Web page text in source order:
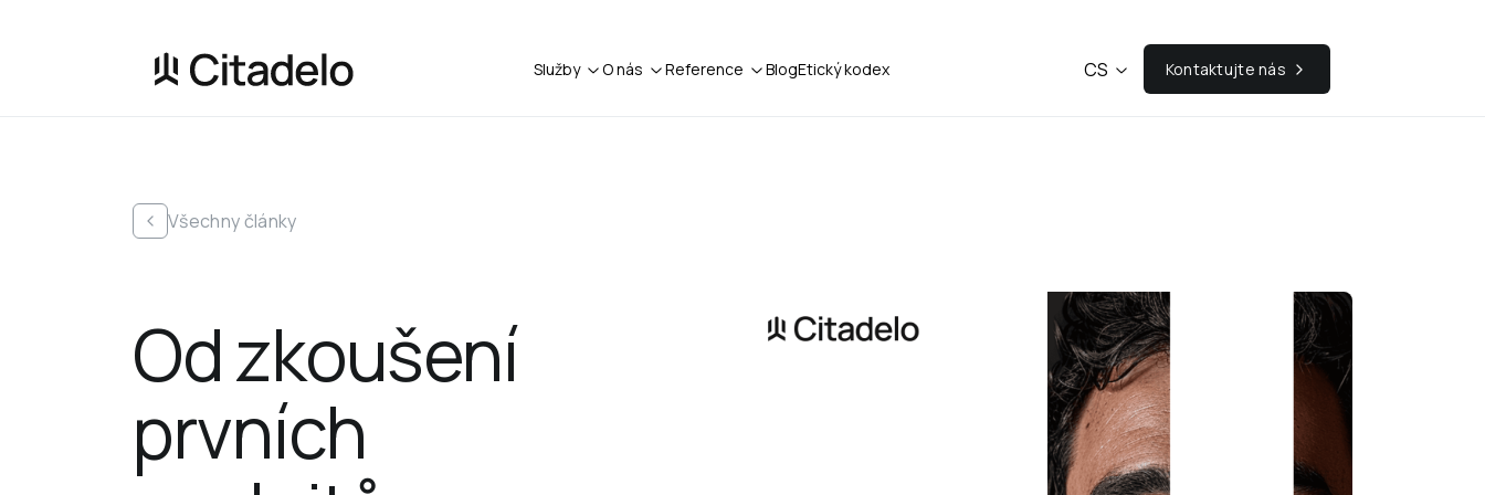
Služby O nás Reference BlogEtický kodex CS Kontaktujte nás
Všechny články
Od zkoušení
prvních